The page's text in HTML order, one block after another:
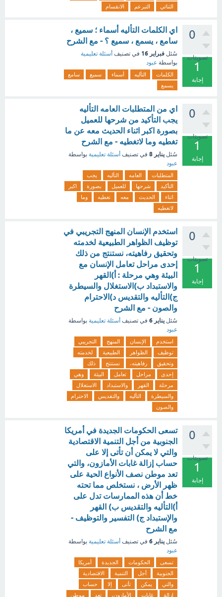
الثنائي
التبرعم الانقسام
0
تصويتات
1
إجابة
اي الكلمات التأليه أسماء ؛ سميع ،
سامع ، يسمع ، سميع ؟ - مع الشرح
سُئل فبراير 16 في تصنيف أسئلة تعليمية
بواسطة عبود
الكلمات التأليه أسماء سميع
سامع
يسمع
0
تصويتات
1
إجابة
اي من المتطلبات العامه التأليه
يجب التأكيد من شرحها للعميل
بصورة اكبر اثناء الحديث معه عن ما
تغطيه وما لاتغطيه - مع الشرح
سُئل يناير 8 في تصنيف أسئلة تعليمية بواسطة
عبود
المتطلبات العامه التأليه
يجب
التأكيد
شرحها للعميل بصورة
اكبر
اثناء
الحديث معه تغطيه
وما
لاتغطيه
0
تصويتات
1
إجابة
استخدم الإنسان المنهج التجريبي في
توظيف الظواهر الطبيعية لخدمته
وتحقيق رفاهيته، نستنتج من ذلك
إحدى مراحل تعامل الإنسان مع
البيئة وهي مرحلة : أ)القهر
والاستبداد ب)الاستغلال والسيطرة
ج)التأليه والتقديس د)الاحترام
والصون - مع الشرح
سُئل يناير 6 في تصنيف أسئلة تعليمية بواسطة
عبود
استخدم الإنسان المنهج
التجريبي
توظيف
الظواهر الطبيعية
لخدمته
وتحقيق
رفاهيته، نستنتج
ذلك
إحدى
مراحل تعامل البيئة
وهي
مرحلة
القهر والاستبداد
الاستغلال
والسيطرة
التأليه والتقديس
الاحترام
والصون
0
تصويتات
1
إجابة
تسعى الحكومات الجديدة في أمريكا
الجنوبية من أجل التنمية الاقتصادية
والتي لا يمكن أن تأتى إلا على
حساب إزالة غابات الأمازون، والتي
تعد موطن نصف الأنواع الحية على
ظهر الأرض ، نستخلص مما تحته
خط أن هذه الممارسات تدل على
أ)التأليه والتقديس ب) القهر
والإستبداد ج) التفسير والتوظيف -
مع الشرح
سُئل يناير 6 في تصنيف أسئلة تعليمية بواسطة
عبود
تسعى الحكومات الجديدة
أمريكا
الجنوبية
أجل التنمية
الاقتصادية
والتي
يمكن تأتى إلا
حساب
إزالة
غابات الأمازون، تعد موطن